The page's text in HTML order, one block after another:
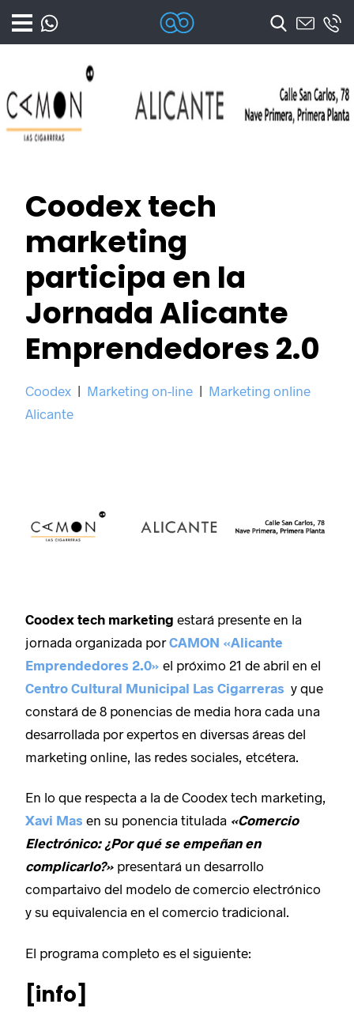
Coodex
Diseño web Alicante –
Coodex tech
marketing
participa en la
Jornada Alicante
Emprendedores 2.0
Coodex | Marketing on-line | Marketing online
Alicante
Coodex tech marketing estará presente en la
jornada organizada por CAMON «Alicante
Emprendedores 2.0» el próximo 21 de abril en el
Centro Cultural Municipal Las Cigarreras y que
constará de 8 ponencias de media hora cada una
desarrollada por expertos en diversas áreas del
marketing online, las redes sociales, etcétera.
En lo que respecta a la de Coodex tech marketing,
Xavi Mas en su ponencia titulada «Comercio
Electrónico: ¿Por qué se empeñan en
complicarlo?» presentará un desarrollo
compartaivo del modelo de comercio electrónico
y su equivalencia en el comercio tradicional.
El programa completo es el siguiente:
[info]